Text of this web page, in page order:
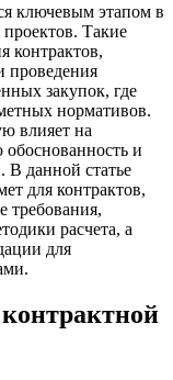
ключевым этапом в
Такие
контрактов,
проведения
закупок, где
нормативов.
влияет на
и
В данной статье
для контрактов,
требования,
расчета, а
для